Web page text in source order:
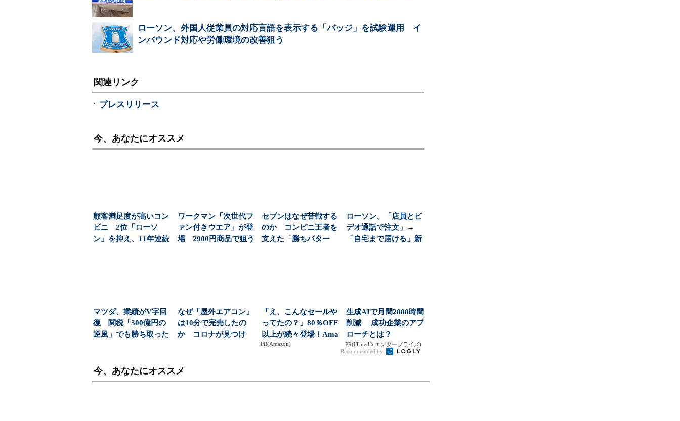
ローソン、外国人従業員の対応言語を表示する「バッジ」を試験運用 イ
ンバウンド対応や労働環境の改善狙う
関連リンク
プレスリリース
今、あなたにオススメ
顧客満足度が高いコン
ビニ 2位「ローソ
ン」を抑え、11年連続
ワークマン「次世代フ
ァン付きウエア」が登
場 2900円商品で狙う
セブンはなぜ苦戦する
のか コンビニ王者を
支えた「勝ちパター
ローソン、「店員とビ
デオ通話で注文」→
「自宅まで届ける」新
マツダ、業績がV字回
復 関税「300億円の
逆風」でも勝ち取った
なぜ「屋外エアコン」
は10分で完売したの
か コロナが見つけ
「え、こんなセールや
ってたの？」80％OFF
以上が続々登場！Ama
zonの本気が...
PR(Amazon)
生成AIで月間2000時間
削減 成功企業のアプ
ローチとは？
PR(ITmedia エンタープライズ)
Recommended by
今、あなたにオススメ